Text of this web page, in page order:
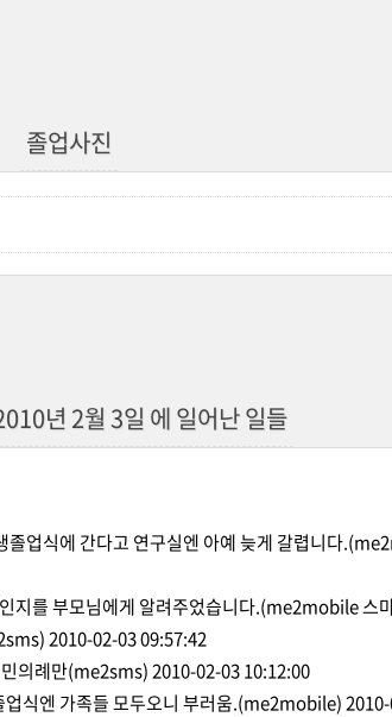
졸업사진
년 2월 3일 에 일어난 일들
업식에 간다고 연구실엔 아예 늦게 갈렵니다.
지를 부모님에게 알려주었습니다.(me2mobile 스
2010-02-03 09:57:42
의례만(me2sms)2010-02-03 10:12:00
식엔 가족들 모두오니 부러움.(me2mobile)